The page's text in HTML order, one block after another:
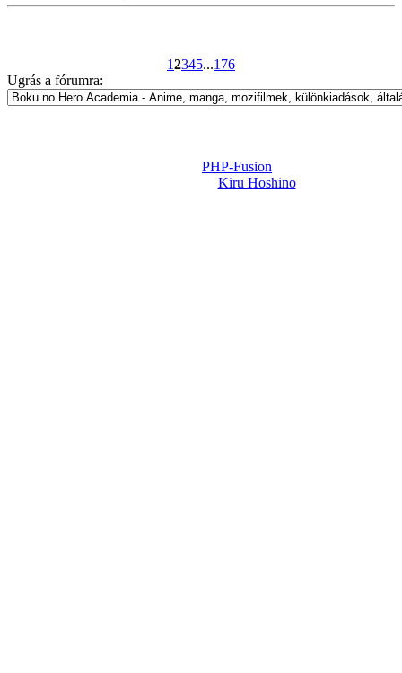
12345...176
Ugrás a fórumra:
PHP-Fusion
Kiru Hoshino